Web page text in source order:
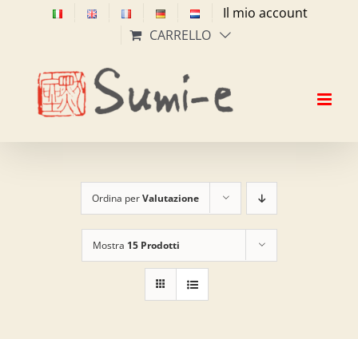
Il mio account
CARRELLO
Ordina perValutazione
Mostra 15 Prodotti